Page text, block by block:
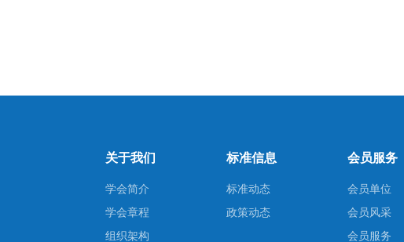
关于我们
学会简介
学会章程
组织架构
标准信息
标准动态
政策动态
会员服务
会员单位
会员风采
会员服务